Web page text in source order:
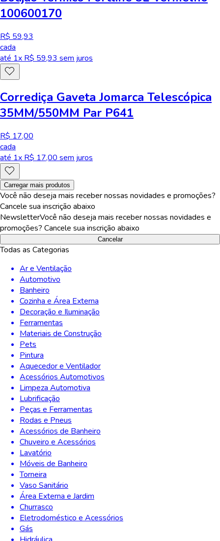
100600170
R$ 59,93
cada
até 1x R$ 59,93 sem juros
Corrediça Gaveta Jomarca Telescópica
35MM/550MM Par P641
R$ 17,00
cada
até 1x R$ 17,00 sem juros
Carregar mais produtos
Você não deseja mais receber nossas novidades e promoções?
Cancele sua inscrição abaixo
NewsletterVocê não deseja mais receber nossas novidades e
promoções? Cancele sua inscrição abaixo
Cancelar
Todas as Categorias
Ar e Ventilação
Automotivo
Banheiro
Cozinha e Área Externa
Decoração e Iluminação
Ferramentas
Materiais de Construção
Pets
Pintura
Aquecedor e Ventilador
Acessórios Automotivos
Limpeza Automotiva
Lubrificação
Peças e Ferramentas
Rodas e Pneus
Acessórios de Banheiro
Chuveiro e Acessórios
Lavatório
Móveis de Banheiro
Torneira
Vaso Sanitário
Área Externa e Jardim
Churrasco
Eletrodoméstico e Acessórios
Gás